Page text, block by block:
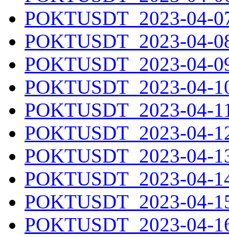
POKTUSDT_2023-04-
POKTUSDT_2023-04-
POKTUSDT_2023-04-
POKTUSDT_2023-04-
POKTUSDT_2023-04-
POKTUSDT_2023-04-
POKTUSDT_2023-04-
POKTUSDT_2023-04-
POKTUSDT_2023-04-
POKTUSDT_2023-04-